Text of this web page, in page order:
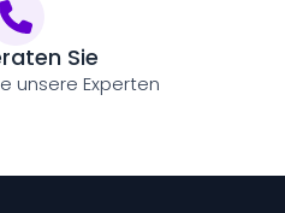
Sie
unsere Experten